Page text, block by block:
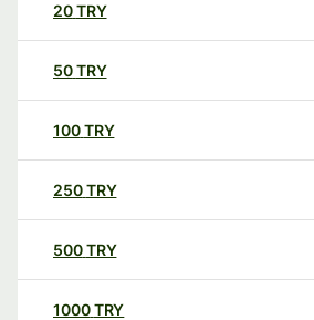
20TRY
50TRY
100TRY
250TRY
500TRY
1000TRY